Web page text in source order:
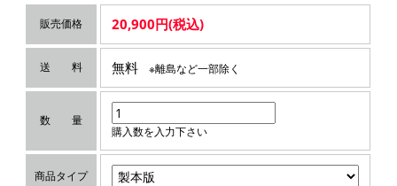
販売価格 20,900円(税込)
送 料 無料 ※離島など一部除く
数 量
購入数を入力下さい
商品タイプ